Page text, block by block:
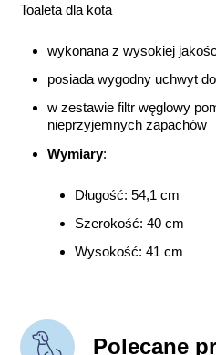
Toaleta dla kota
wykonana z wysokiej
posiada wygodny uchwyt
w zestawie filtr węglowy
nieprzyjemnych zapachów
Wymiary:
Długość: 54,1 cm
Szerokość: 40 cm
Wysokość: 41 cm
Polecane